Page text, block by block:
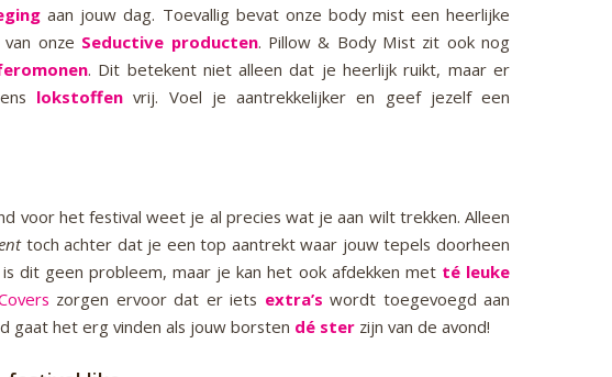
aan jouw dag. Toevallig bevat onze body mist een heerlijke
onze Seductive producten. Pillow & Body Mist zit ook nog
. Dit betekent niet alleen dat je heerlijk ruikt, maar er
lokstoffen vrij. Voel je aantrekkelijker en geef jezelf een
voor het festival weet je al precies wat je aan wilt trekken. Alleen
toch achter dat je een top aantrekt waar jouw tepels doorheen
dit geen probleem, maar je kan het ook afdekken met té leuke
zorgen ervoor dat er iets extra’s wordt toegevoegd aan
gaat het erg vinden als jouw borsten dé ster zijn van de avond!